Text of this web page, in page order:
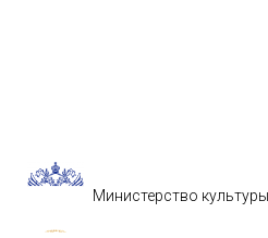
Министерство